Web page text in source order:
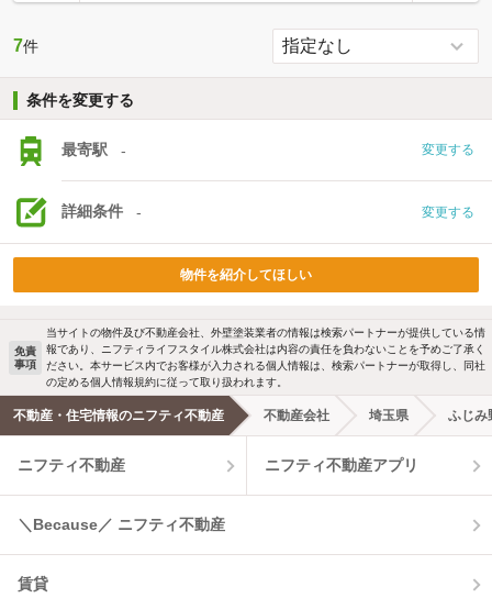
7件
条件を変更する
最寄駅 - 変更する
詳細条件 - 変更する
物件を紹介してほしい
免責
事項
当サイトの物件及び不動産会社、外壁塗装業者の情報は検索パートナーが提供している情
報であり、ニフティライフスタイル株式会社は内容の責任を負わないことを予めご了承く
ださい。本サービス内でお客様が入力される個人情報は、検索パートナーが取得し、同社
の定める個人情報規約に従って取り扱われます。
不動産・住宅情報のニフティ不動産 不動産会社 埼玉県 ふじみ
ニフティ不動産 ニフティ不動産アプリ
＼Because／ ニフティ不動産
賃貸